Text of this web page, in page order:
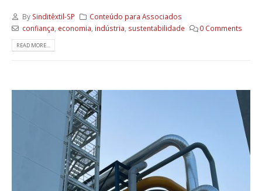
By Sinditêxtil-SP
Conteúdo para Associados
confiança, economia, indústria, sustentabilidade 0 Comments
READ MORE...